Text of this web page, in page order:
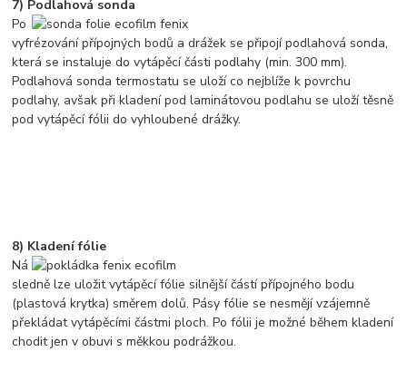
7) Podlahová sonda
Po
vyfrézování přípojných bodů a drážek se připojí podlahová sonda,
která se instaluje do vytápěcí části podlahy (min. 300 mm).
Podlahová sonda termostatu se uloží co nejblíže k povrchu
podlahy, avšak při kladení pod laminátovou podlahu se uloží těsně
pod vytápěcí fólii do vyhloubené drážky.
8) Kladení fólie
Ná
sledně lze uložit vytápěcí fólie silnější částí přípojného bodu
(plastová krytka) směrem dolů. Pásy fólie se nesmějí vzájemně
překládat vytápěcími částmi ploch. Po fólii je možné během kladení
chodit jen v obuvi s měkkou podrážkou.